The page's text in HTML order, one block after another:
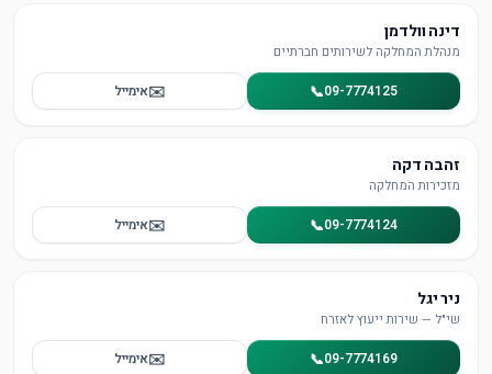
דינה וולדמן
מנהלת המחלקה לשירותים חברתיים
📞09-7774125
✉️אימייל
זהבה דקה
מזכירות המחלקה
📞09-7774124
✉️אימייל
ניר יגל
שי"ל — שירות ייעוץ לאזרח
📞09-7774169
✉️אימייל